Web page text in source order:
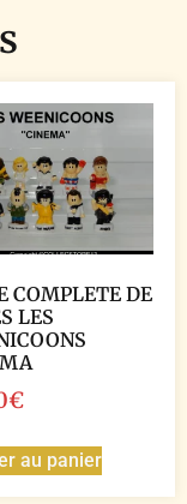
COMPLETE DE
LES
€
au panier